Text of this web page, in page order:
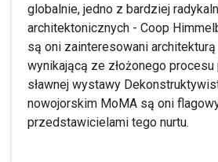
globalnie, jedno z bardziej
architektonicznych - Coop
są oni zainteresowani
wynikającą ze złożonego
sławnej wystawy
nowojorskim MoMA są oni
przedstawicielami tego nurtu.